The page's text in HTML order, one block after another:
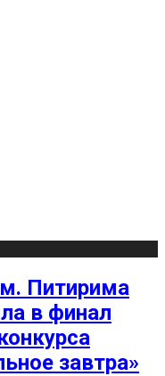
Питирима
в финал
завтра»